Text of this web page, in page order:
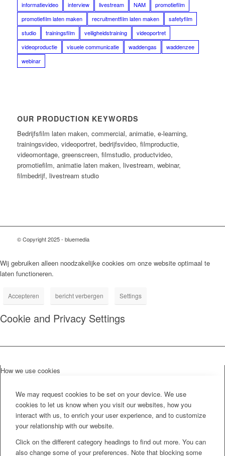
informatievideo
interview livestream NAM
promotiefilm
promotiefilm laten maken
recruitmentfilm laten maken
safetyfilm
studio
trainingsfilm veiligheidstraining
videoportret
videoproductie
visuele communicatie waddengas
waddenzee
webinar
OUR PRODUCTION KEYWORDS
Bedrijfsfilm laten maken, commercial, animatie, e-learning,
trainingsvideo, videoportret, bedrijfsvideo, filmproductie,
videomontage, greenscreen, filmstudio, productvideo,
promotiefilm, animatie laten maken, livestream, webinar,
filmbedrijf, livestream studio
© Copyright 2025 - bluemedia
Wij gebruiken alleen noodzakelijke cookies om onze website optimaal te
laten functioneren.
Accepteren bericht verbergen Settings
Cookie and Privacy Settings
How we use cookies
We may request cookies to be set on your device. We use
cookies to let us know when you visit our websites, how you
interact with us, to enrich your user experience, and to customize
your relationship with our website.
Click on the different category headings to find out more. You can
also change some of your preferences. Note that blocking some